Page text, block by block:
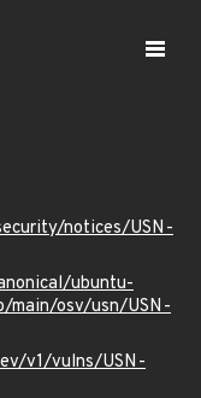
notices/USN-
ubuntu-
main/osv/usn/USN-
v1/vulns/USN-